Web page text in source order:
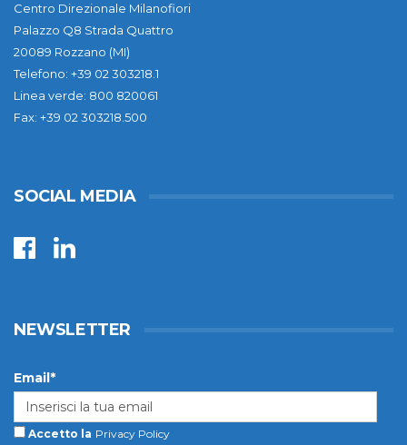
Centro Direzionale Milanofiori
Palazzo Q8 Strada Quattro
20089 Rozzano (MI)
Telefono: +39 02 303218.1
Linea verde: 800 820061
Fax: +39 02 303218.500
SOCIAL MEDIA
NEWSLETTER
Email*
Accetto la Privacy Policy